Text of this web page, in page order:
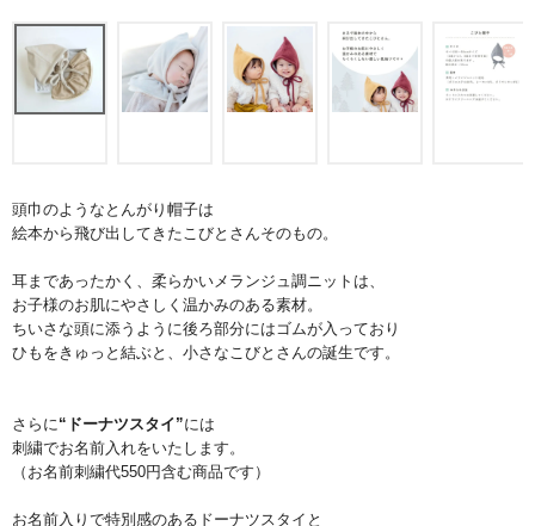
頭巾のようなとんがり帽子は
絵本から飛び出してきたこびとさんそのもの。
耳まであったかく、柔らかいメランジュ調ニットは、
お子様のお肌にやさしく温かみのある素材。
ちいさな頭に添うように後ろ部分にはゴムが入っており
ひもをきゅっと結ぶと、小さなこびとさんの誕生です。
さらに“ドーナツスタイ”には
刺繍でお名前入れをいたします。
（お名前刺繍代550円含む商品です）
お名前入りで特別感のあるドーナツスタイと